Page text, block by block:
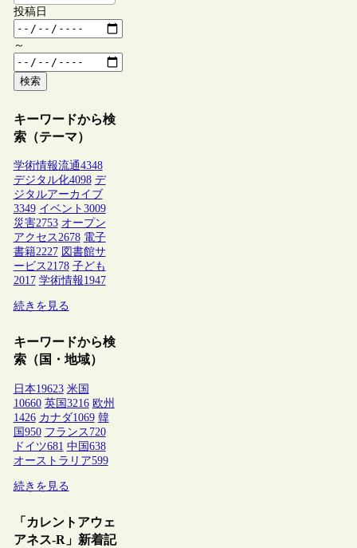
投稿日
～
検索
キーワードから検
索（テーマ）
学術情報流通4348
デジタル化4098 デ
ジタルアーカイブ
3349 イベント 3009
災害2753 オープン
アクセス2678 電子
書籍2227 図書館サ
ービス2178 子ども
2017 学術情報1947
続きを見る
キーワードから検
索（国・地域）
日本19623 米国
10660 英国 3216 欧州
1426 カナダ1069 韓
国 950 フランス 720
ドイツ681 中国 638
オーストラリア599
続きを見る
「カレントアウェ
アネス-R」新着記